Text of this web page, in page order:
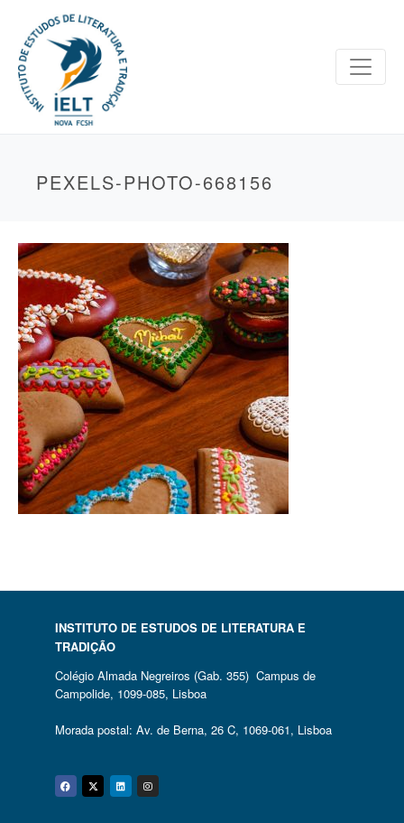
PEXELS-PHOTO-668156
INSTITUTO DE ESTUDOS DE LITERATURA E
TRADIÇÃO
Colégio Almada Negreiros (Gab. 355) Campus de
Campolide, 1099-085, Lisboa
Morada postal: Av. de Berna, 26 C, 1069-061, Lisboa
Facebook
Twitter
Linkedin
Instagram